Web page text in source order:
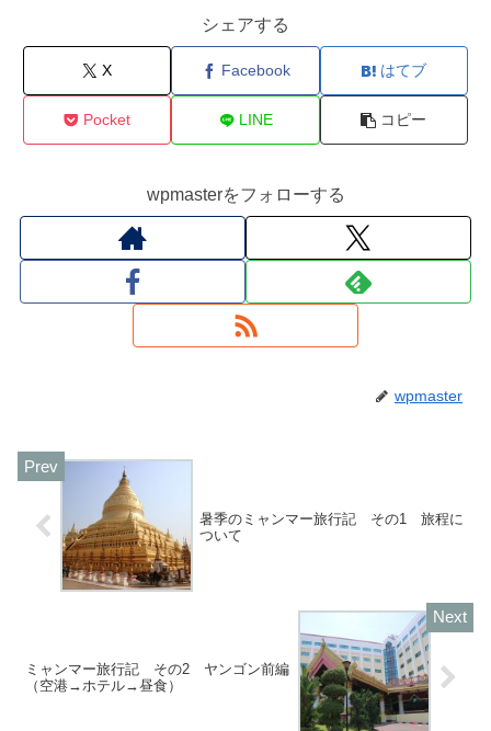
シェアする
X Facebook はてブ
Pocket LINE コピー
wpmasterをフォローする
wpmaster
暑季のミャンマー旅行記 その1 旅程に
ついて
ミャンマー旅行記 その2 ヤンゴン前編
（空港→ホテル→昼食）